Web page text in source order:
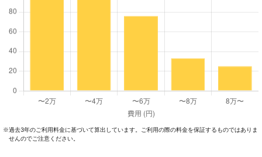
※過去3年のご利⽤料⾦に基づいて算出しています。ご利⽤の際の料⾦を保証するものではありま
せんのでご注意ください。